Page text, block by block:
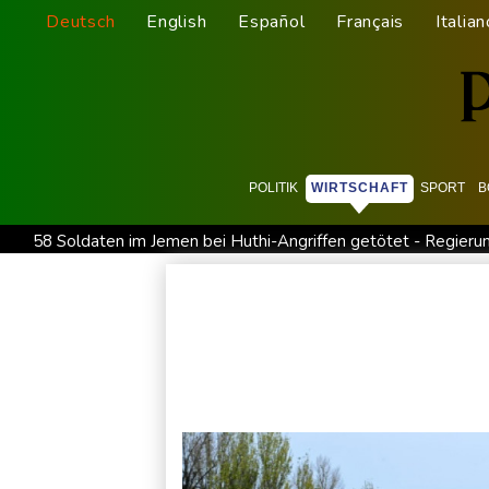
Deutsch English Español Français
POLITIK WIRTSCHAFT SPORT
58 Soldaten im Jemen bei Huthi-Angriffen getötet -